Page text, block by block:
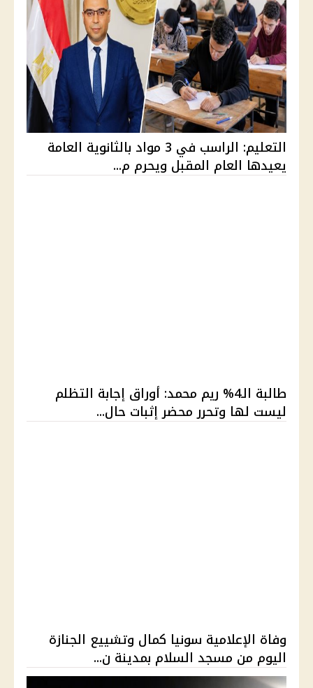
التعليم: الراسب في 3 مواد بالثانوية العامة
يعيدها العام المقبل ويحرم م...
طالبة الـ4% ريم محمد: أوراق إجابة التظلم
ليست لها وتحرر محضر إثبات حال...
وفاة الإعلامية سونيا كمال وتشييع الجنازة
اليوم من مسجد السلام بمدينة ن...